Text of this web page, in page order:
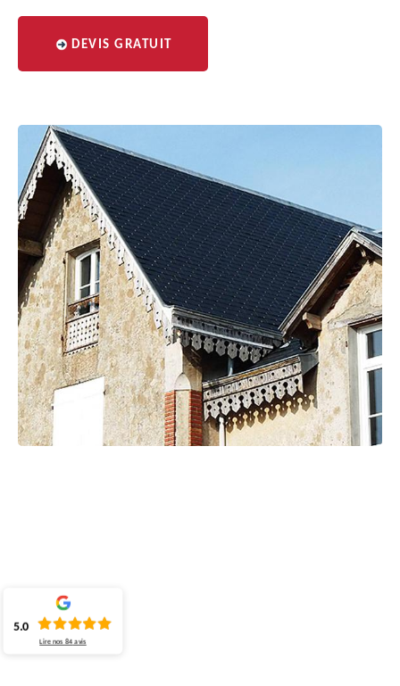
DEVIS GRATUIT
5.0
Lire nos84 avis